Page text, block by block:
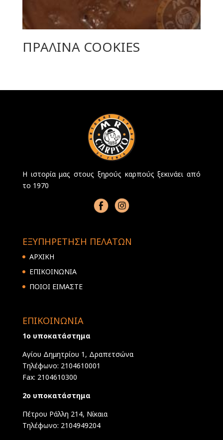
ΠΡΑΛΙΝΑ COOKIES
Η ιστορία μας στους ξηρούς καρπούς ξεκινάει από
το 1970
ΕΞΥΠΗΡΕΤΗΣΗ ΠΕΛΑΤΩΝ
ΑΡΧΙΚΗ
ΕΠΙΚΟΙΝΩΝΙΑ
ΠΟΙΟΙ ΕΙΜΑΣΤΕ
ΕΠΙΚΟΙΝΩΝΙΑ
1ο υποκατάστημα
Αγίου Δημητρίου 1, Δραπετσώνα
Τηλέφωνο: 2104610001
Fax: 2104610300
2ο υποκατάστημα
Πέτρου Ράλλη 214, Νίκαια
Τηλέφωνο: 2104949204